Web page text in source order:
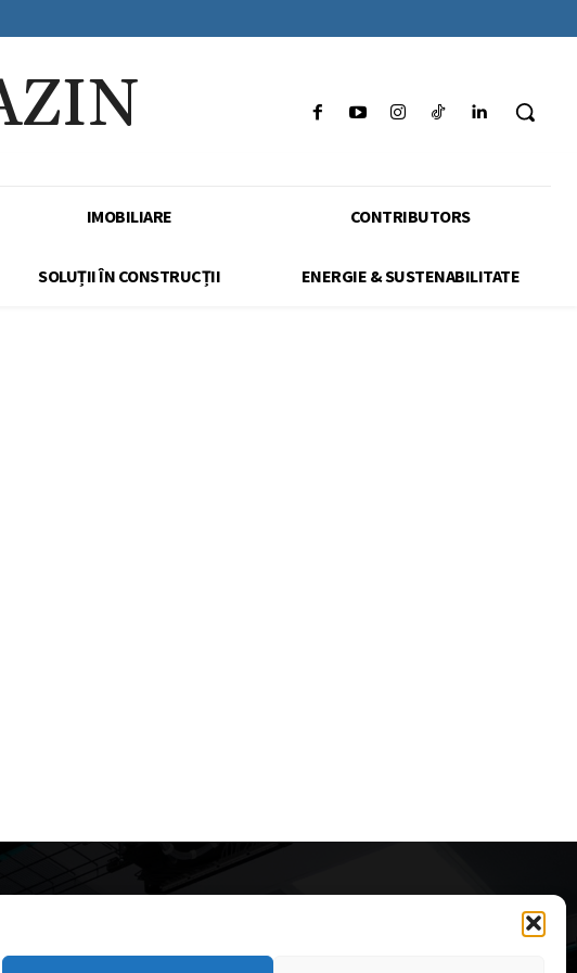
IMOBILIARE CONTRIBUTORS
SOLUȚII ÎN CONSTRUCȚII ENERGIE & SUSTENABILITATE
Secretele construirii